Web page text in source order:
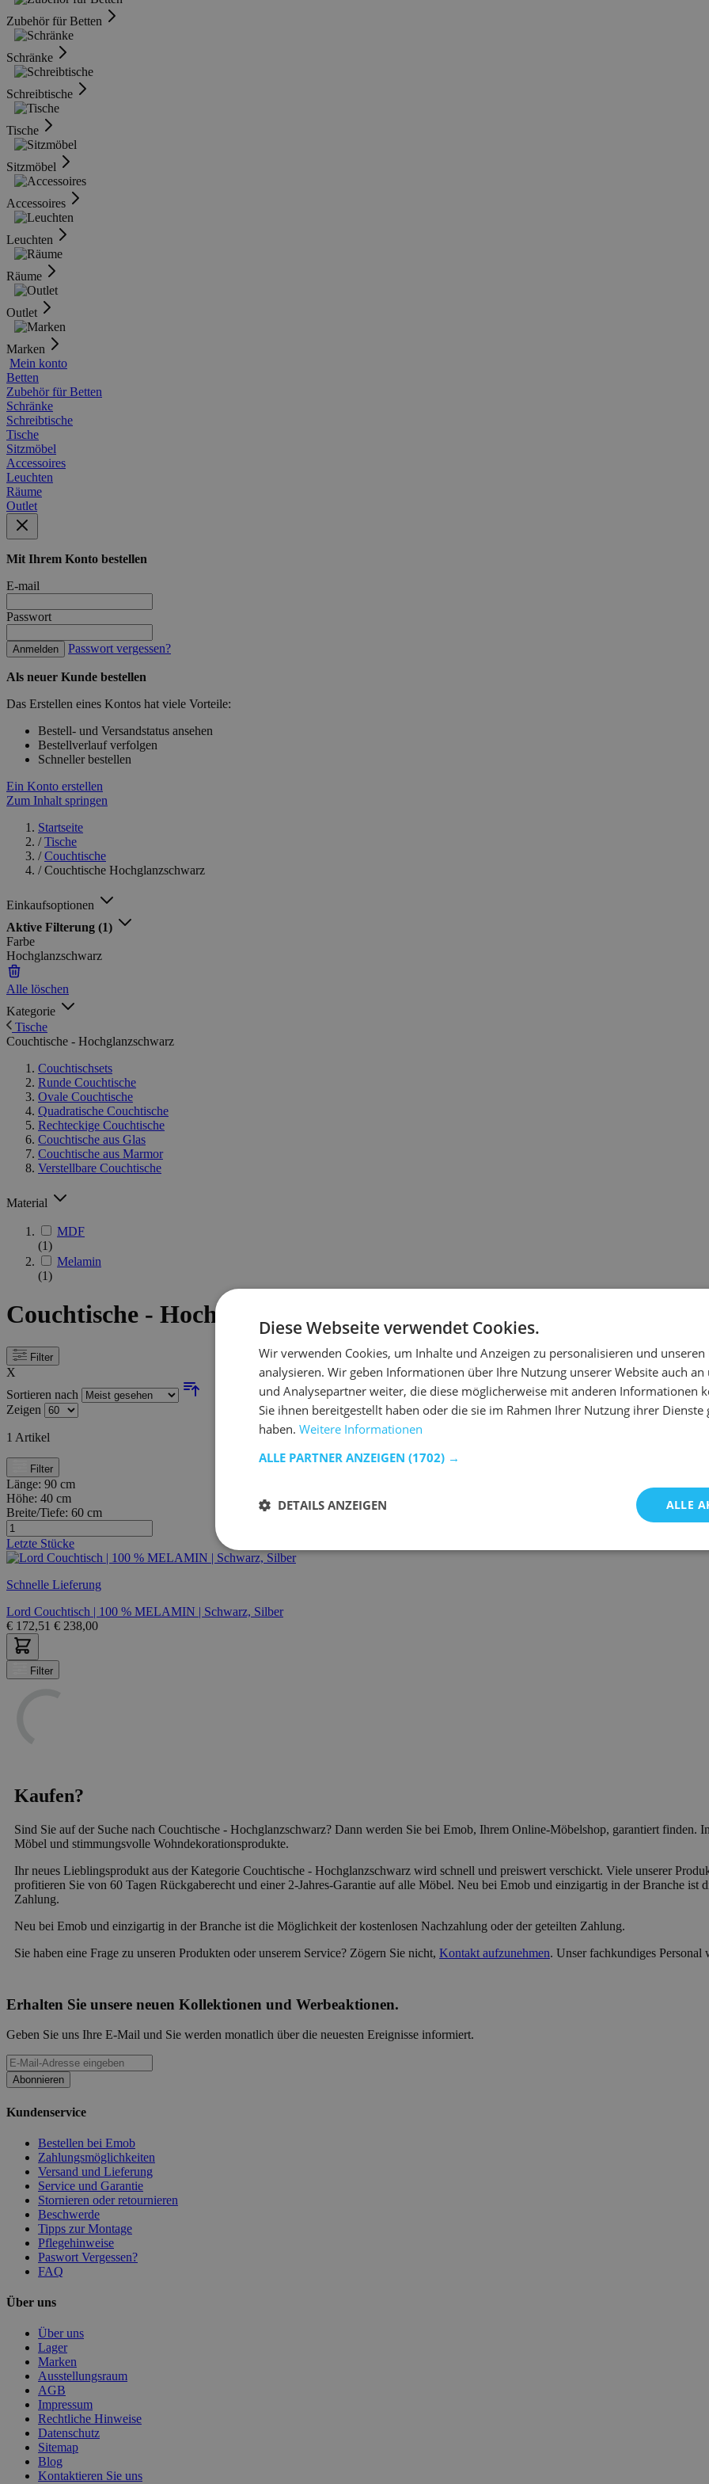
Zubehör für Betten
Schränke
Schreibtische
Tische
Sitzmöbel
Accessoires
Leuchten
Räume
Outlet
Marken
Mein konto
Betten
Zubehör für Betten
Schränke
Schreibtische
Tische
Sitzmöbel
Accessoires
Leuchten
Räume
Outlet
Mit Ihrem Konto bestellen
E-mail
Passwort
Anmelden Passwort vergessen?
Als neuer Kunde bestellen
Das Erstellen eines Kontos hat viele Vorteile:
Bestell- und Versandstatus ansehen
Bestellverlauf verfolgen
Schneller bestellen
Ein Konto erstellen
Zum Inhalt springen
Startseite
/ Tische
/ Couchtische
/ Couchtische Hochglanzschwarz
Einkaufsoptionen
Aktive Filterung (1)
Farbe
Hochglanzschwarz
Alle löschen
Kategorie
Tische
Couchtische - Hochglanzschwarz
Couchtischsets
Runde Couchtische
Ovale Couchtische
Quadratische Couchtische
Rechteckige Couchtische
Couchtische aus Glas
Couchtische aus Marmor
Verstellbare Couchtische
Material
MDF
(1)
Melamin
(1)
Couchtische - Hochglanzschwarz
Filter
X
Sortieren nach
Zeigen
1 Artikel
Filter
Länge: 90 cm
Höhe: 40 cm
Breite/Tiefe: 60 cm
Letzte Stücke
Schnelle Lieferung
Lord Couchtisch | 100 % MELAMIN | Schwarz, Silber
€ 172,51 € 238,00
Filter
Kaufen?
Sind Sie auf der Suche nach Couchtische - Hochglanzschwarz? Dann werden Sie bei Emob, Ihrem Online-Möbelshop, garantiert finden.
Möbel und stimmungsvolle Wohndekorationsprodukte.
Ihr neues Lieblingsprodukt aus der Kategorie Couchtische - Hochglanzschwarz wird schnell und preiswert verschickt. Viele unserer
profitieren Sie von 60 Tagen Rückgaberecht und einer 2-Jahres-Garantie auf alle Möbel. Neu bei Emob und einzigartig in der Branche ist
Zahlung.
Neu bei Emob und einzigartig in der Branche ist die Möglichkeit der kostenlosen Nachzahlung oder der geteilten Zahlung.
Sie haben eine Frage zu unseren Produkten oder unserem Service? Zögern Sie nicht, Kontakt aufzunehmen. Unser fachkundiges
Erhalten Sie unsere neuen Kollektionen und Werbeaktionen.
Geben Sie uns Ihre E-Mail und Sie werden monatlich über die neuesten Ereignisse informiert.
Abonnieren
Kundenservice
Bestellen bei Emob
Zahlungsmöglichkeiten
Versand und Lieferung
Service und Garantie
Stornieren oder retournieren
Beschwerde
Tipps zur Montage
Pflegehinweise
Paswort Vergessen?
FAQ
Über uns
Über uns
Lager
Marken
Ausstellungsraum
AGB
Impressum
Rechtliche Hinweise
Datenschutz
Sitemap
Blog
Kontaktieren Sie uns
Diese Webseite verwendet Cookies.
Wir verwenden Cookies, um Inhalte und Anzeigen zu personalisieren und
analysieren. Wir geben Informationen über Ihre Nutzung unserer Website auch an
und Analysepartner weiter, die diese möglicherweise mit anderen Informationen
Sie ihnen bereitgestellt haben oder die sie im Rahmen Ihrer Nutzung ihrer Dienste
haben. Weitere Informationen
ALLE PARTNER ANZEIGEN (1702) →
ALLE
DETAILS ANZEIGEN